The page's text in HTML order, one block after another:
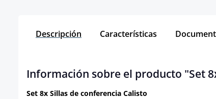
Descripción Características
Información sobre el producto "Set
Set 8x Sillas de conferencia Calisto